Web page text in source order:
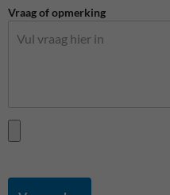
Vraag of opmerking